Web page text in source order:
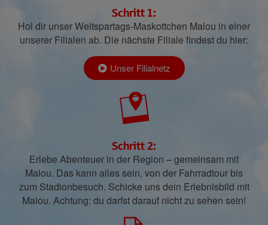
Schritt 1:
Hol dir unser Weltspartags-Maskottchen Malou in einer
unserer Filialen ab. Die nächste Filiale findest du hier:
Unser Filialnetz
Schritt 2:
Erlebe Abenteuer in der Region – gemeinsam mit
Malou. Das kann alles sein, von der Fahrradtour bis
zum Stadionbesuch. Schicke uns dein Erlebnisbild mit
Malou. Achtung: du darfst darauf nicht zu sehen sein!